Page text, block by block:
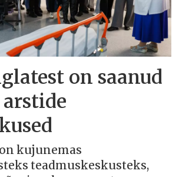
on saanud
kujunemas
teadmuskeskusteks,